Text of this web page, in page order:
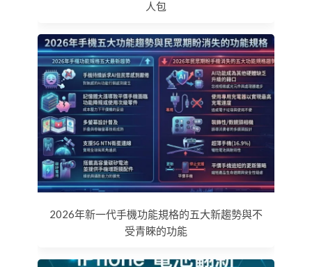
人包
2026年新一代手機功能規格的五大新趨勢與不
受青睞的功能